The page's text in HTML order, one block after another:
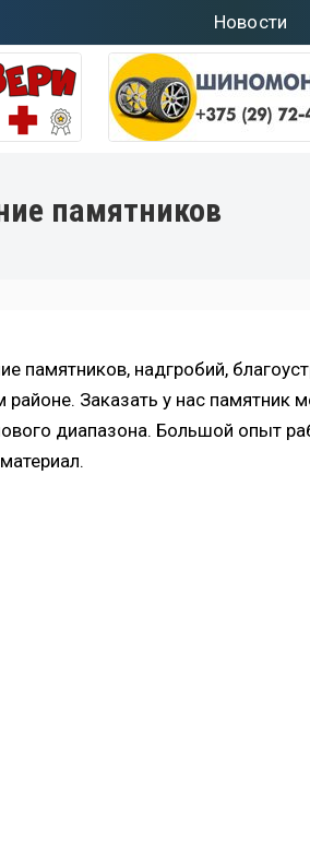
Новости
памятников
памятников, надгробий,
районе. Заказать у нас памятник
диапазона. Большой опыт